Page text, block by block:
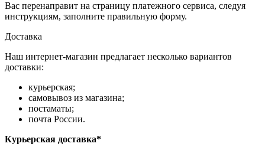
Вас перенаправит на страницу платежного сервиса, следуя
инструкциям, заполните правильную форму.
Доставка
Наш интернет-магазин предлагает несколько вариантов
доставки:
курьерская;
самовывоз из магазина;
постаматы;
почта России.
Курьерская доставка*